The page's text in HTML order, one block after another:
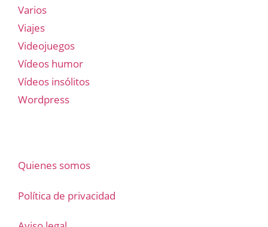
Varios
Viajes
Videojuegos
Vídeos humor
Vídeos insólitos
Wordpress
Quienes somos
Política de privacidad